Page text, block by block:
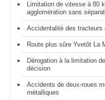
Limitation de vitesse à 80
agglomération sans
Accidentalité des tracteurs
Route plus sûre Yvetôt La
Dérogation à la limitation
décision
Accidents de deux-roues
métalliques